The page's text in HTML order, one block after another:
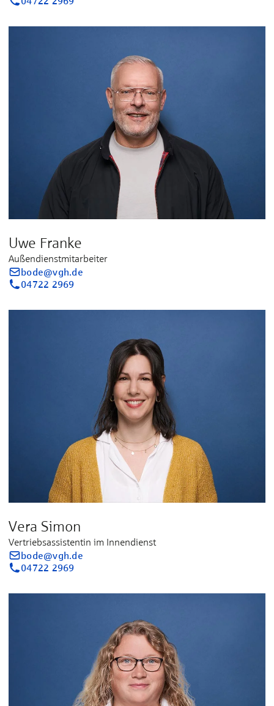
Uwe Franke
Außendienstmitarbeiter
bode@vgh.de
04722 2969
Vera Simon
Vertriebsassistentin im Innendienst
bode@vgh.de
04722 2969